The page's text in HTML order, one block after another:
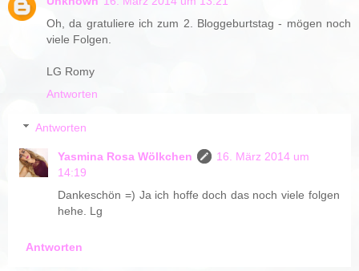
Oh, da gratuliere ich zum 2. Bloggeburtstag - mögen noch
viele Folgen.
LG Romy
Antworten
Antworten
Yasmina Rosa Wölkchen
16. März 2014 um
14:19
Dankeschön =) Ja ich hoffe doch das noch viele folgen
hehe. Lg
Antworten